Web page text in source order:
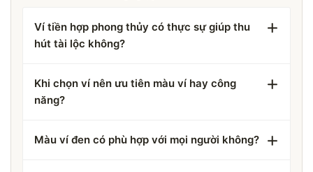
Ví tiền hợp phong thủy có thực sự giúp thu
hút tài lộc không?
Khi chọn ví nên ưu tiên màu ví hay công
năng?
Màu ví đen có phù hợp với mọi người không?